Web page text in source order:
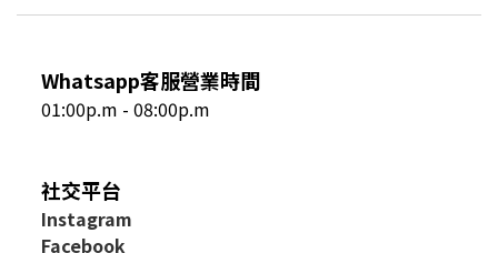
Whatsapp客服營業時間
01:00p.m - 08:00p.m
社交平台
Instagram
Facebook